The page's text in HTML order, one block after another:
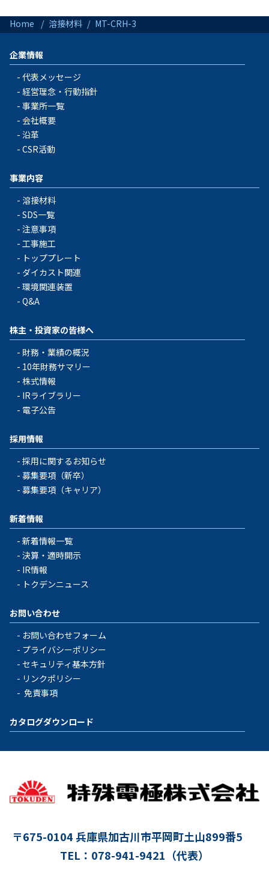
Home 溶接材料 MT-CRH-3
企業情報
代表メッセージ
経営理念・行動指針
事業所一覧
会社概要
沿革
CSR活動
事業内容
溶接材料
SDS一覧
注意事項
工事施工
トッププレート
ダイカスト関連
環境関連装置
Q&A
株主・投資家の皆様へ
財務・業績の概況
10年財務サマリー
株式情報
IRライブラリー
電子公告
採用情報
採用に関するお知らせ
募集要項（新卒）
募集要項（キャリア）
新着情報
新着情報一覧
決算・適時開示
IR情報
トクデンニュース
お問い合わせ
お問い合わせフォーム
プライバシーポリシー
セキュリティ基本方針
リンクポリシー
免責事項
カタログダウンロード
〒675-0104 兵庫県加古川市平岡町土山899番5
TEL：078-941-9421（代表）